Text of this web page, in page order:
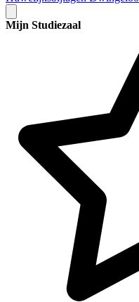
Mijn Studiezaal